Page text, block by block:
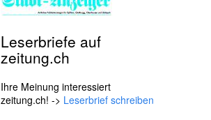
Leserbriefe auf
zeitung.ch
Ihre Meinung interessiert
zeitung.ch! -> Leserbrief schreiben